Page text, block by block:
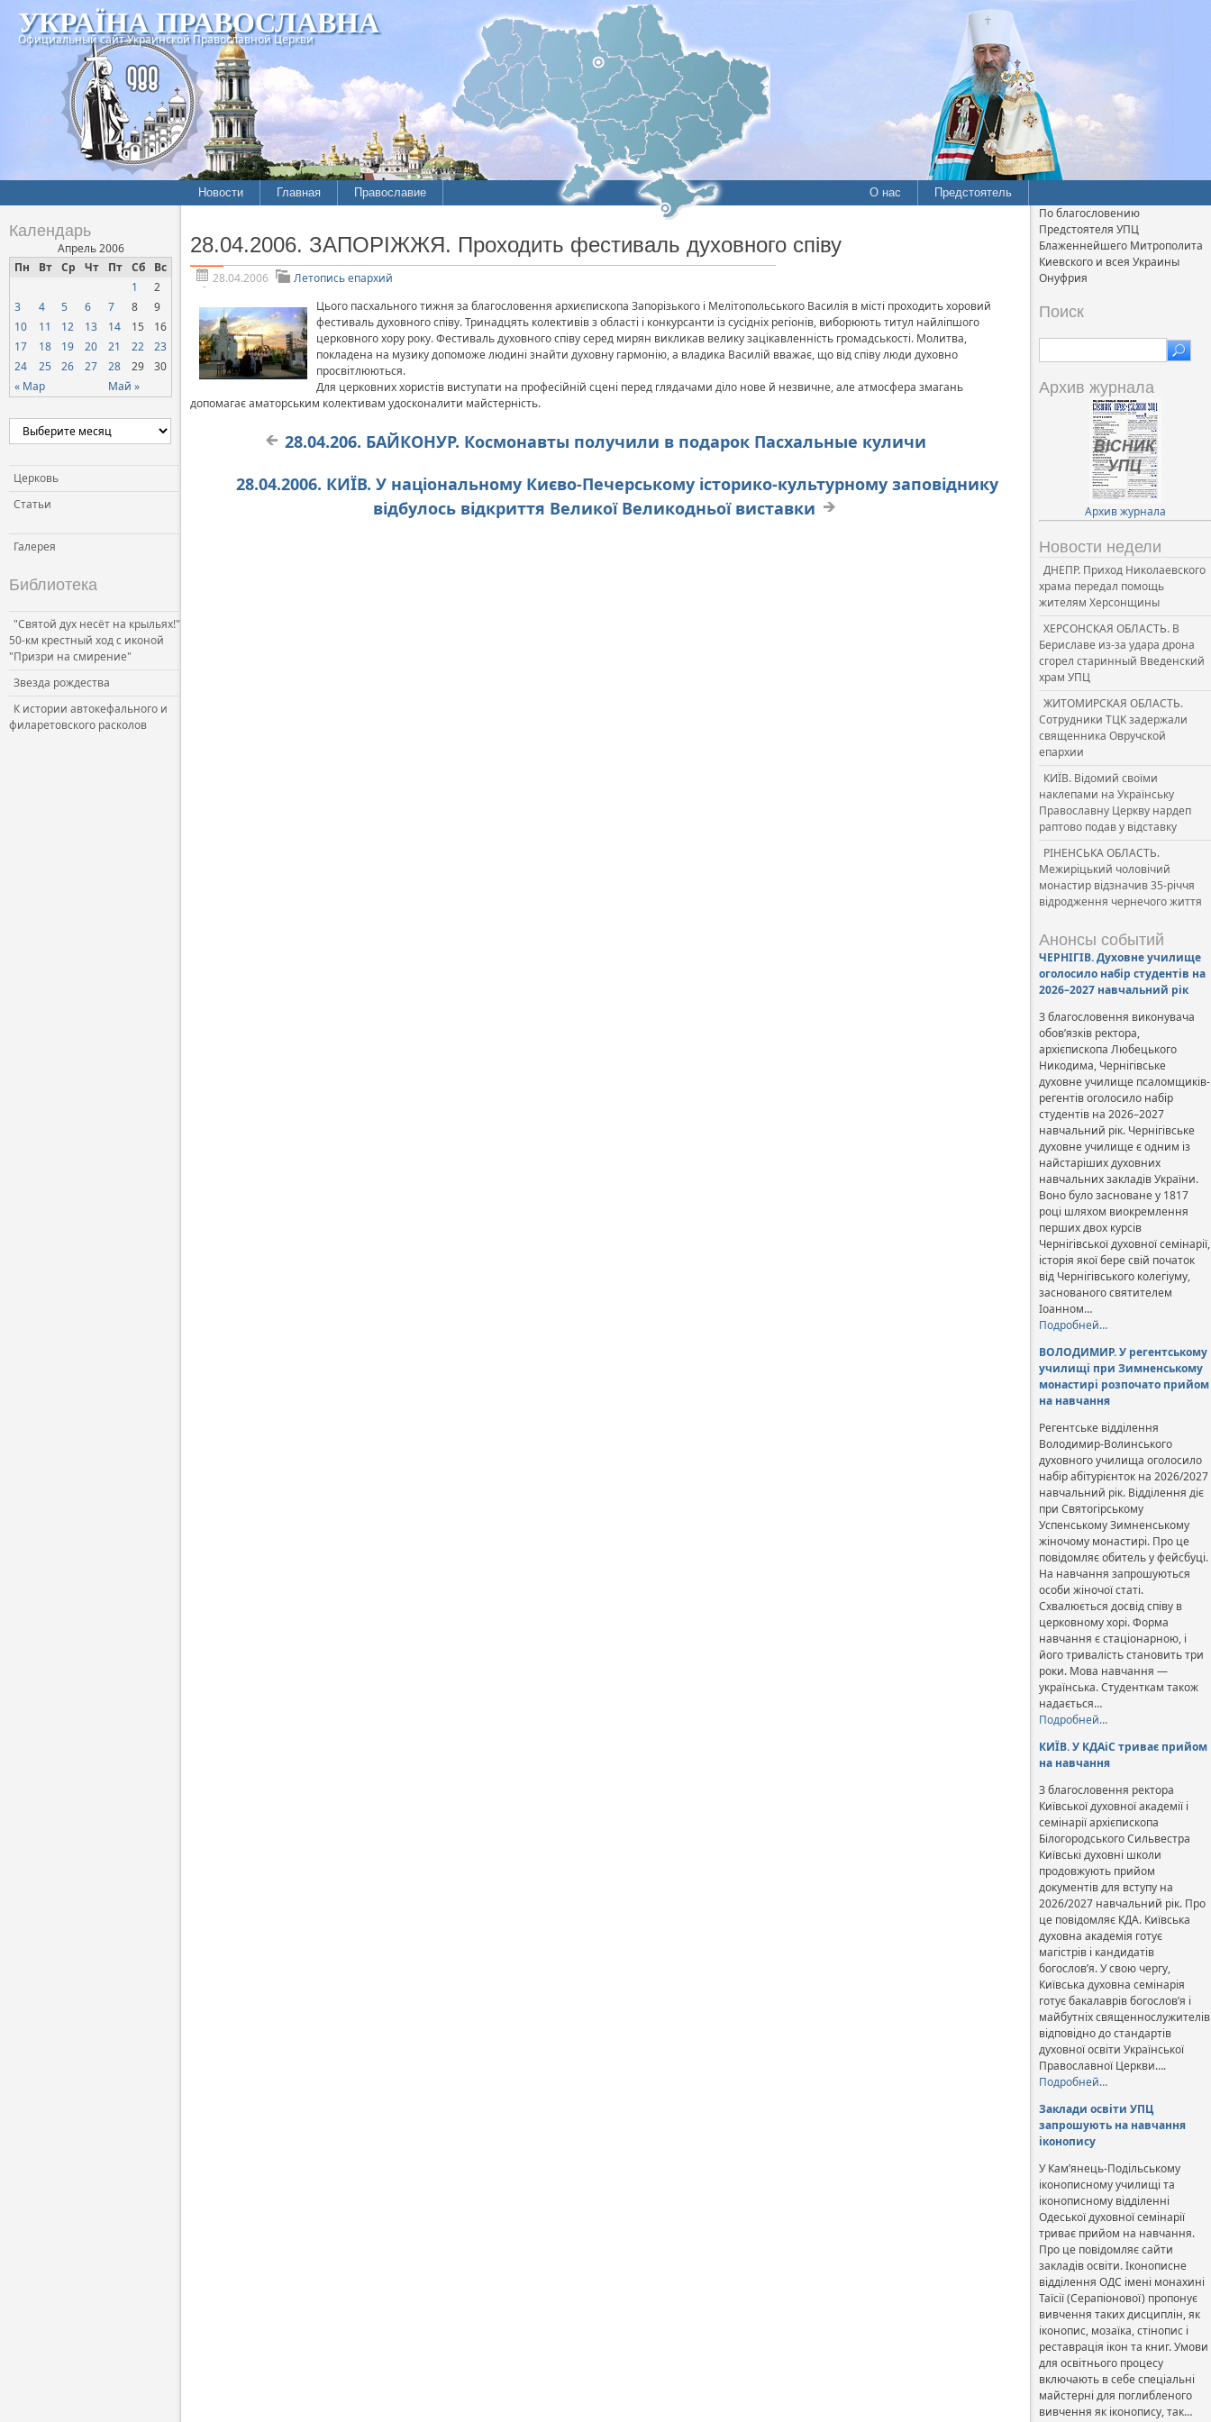
УКРАЇНА ПРАВОСЛАВНА
Официальный сайт Украинской Православной Церкви
Новости
Межконфессиональные
Нарушения прав
Официальная хроника
Расколы, ереси, секты
СОЦИАЛЬНОЕ
СЛУЖЕНИЕ
Церковь и общество
Церковь и СМИ
Главная Православие
История
Митрополиты
О нас Предстоятель
Календарь
Апрель 2006
Пн
Вт Ср Чт Пт Сб Вс
« Мар Май »
1
2
3
4 5 6 7 8
9
10
11 12 13 14 15
16
17
18 19 20 21 22
23
24
25 26 27 28 29 30
Церковь
Статьи
Галерея
Библиотека
"Святой дух несёт на крыльях!"
50-км крестный ход с иконой
"Призри на смирение"
Звезда рождества
К истории автокефального и
филаретовского расколов
28.04.2006. ЗАПОРІЖЖЯ. Проходить фестиваль духовного співу
28.04.2006
Летопись епархий
Цього пасхального тижня за благословення архиєпископа Запорізького і Мелітопольського Василія в місті проходить хоровий
фестиваль духовного співу. Тринадцять колективів з області і конкурсанти із сусідніх регіонів, виборюють титул найліпшого
церковного хору року. Фестиваль духовного співу серед мирян викликав велику зацікавленність громадськості. Молитва,
покладена на музику допоможе людині знайти духовну гармонію, а владика Василій вважає, що від співу люди духовно
просвітлюються.
Для церковних хористів виступати на професійній сцені перед глядачами діло нове й незвичне, але атмосфера змагань
допомагає аматорським колективам удосконалити майстерність.
28.04.206. БАЙКОНУР. Космонавты получили в подарок Пасхальные куличи
28.04.2006. КИЇВ. У національному Києво-Печерському історико-культурному заповіднику
відбулось відкриття Великої Великодньої виставки
По благословению
Предстоятеля УПЦ
Блаженнейшего Митрополита
Киевского и всея Украины
Онуфрия
Поиск
Архив журнала
Архив журнала
Новости недели
ДНЕПР. Приход Николаевского
храма передал помощь
жителям Херсонщины
ХЕРСОНСКАЯ ОБЛАСТЬ. В
Бериславе из-за удара дрона
сгорел старинный Введенский
храм УПЦ
ЖИТОМИРСКАЯ ОБЛАСТЬ.
Сотрудники ТЦК задержали
священника Овручской
епархии
КИЇВ. Відомий своїми
наклепами на Українську
Православну Церкву нардеп
раптово подав у відставку
РІНЕНСЬКА ОБЛАСТЬ.
Межиріцький чоловічий
монастир відзначив 35-річчя
відродження чернечого життя
Анонсы событий
ЧЕРНІГІВ. Духовне училище
оголосило набір студентів на
2026–2027 навчальний рік
З благословення виконувача
обов’язків ректора,
архієпископа Любецького
Никодима, Чернігівське
духовне училище псаломщиків-
регентів оголосило набір
студентів на 2026–2027
навчальний рік. Чернігівське
духовне училище є одним із
найстаріших духовних
навчальних закладів України.
Воно було засноване у 1817
році шляхом виокремлення
перших двох курсів
Чернігівської духовної семінарії,
історія якої бере свій початок
від Чернігівського колегіуму,
заснованого святителем
Іоанном…
Подробней…
ВОЛОДИМИР. У регентському
училищі при Зимненському
монастирі розпочато прийом
на навчання
Регентське відділення
Володимир-Волинського
духовного училища оголосило
набір абітурієнток на 2026/2027
навчальний рік. Відділення діє
при Святогірському
Успенському Зимненському
жіночому монастирі. Про це
повідомляє обитель у фейсбуці.
На навчання запрошуються
особи жіночої статі.
Схвалюється досвід співу в
церковному хорі. Форма
навчання є стаціонарною, і
його тривалість становить три
роки. Мова навчання —
українська. Студенткам також
надається…
Подробней…
КИЇВ. У КДАіС триває прийом
на навчання
З благословення ректора
Київської духовної академії і
семінарії архієпископа
Білогородського Сильвестра
Київські духовні школи
продовжують прийом
документів для вступу на
2026/2027 навчальний рік. Про
це повідомляє КДА. Київська
духовна академія готує
магістрів і кандидатів
богослов’я. У свою чергу,
Київська духовна семінарія
готує бакалаврів богослов’я і
майбутніх священнослужителів
відповідно до стандартів
духовної освіти Української
Православної Церкви….
Подробней…
Заклади освіти УПЦ
запрошують на навчання
іконопису
У Кам’янець-Подільському
іконописному училищі та
іконописному відділенні
Одеської духовної семінарії
триває прийом на навчання.
Про це повідомляє сайти
закладів освіти. Іконописне
відділення ОДС імені монахині
Таїсії (Серапіонової) пропонує
вивчення таких дисциплін, як
іконопис, мозаїка, стінопис і
реставрація ікон та книг. Умови
для освітнього процесу
включають в себе спеціальні
майстерні для поглибленого
вивчення як іконопису, так…